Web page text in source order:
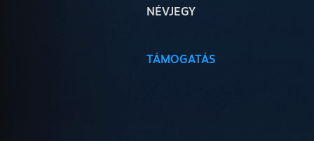
NÉVJEGY
TÁMOGATÁS